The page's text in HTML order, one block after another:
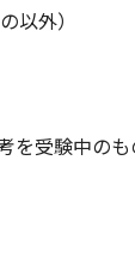
以外）
受験中の